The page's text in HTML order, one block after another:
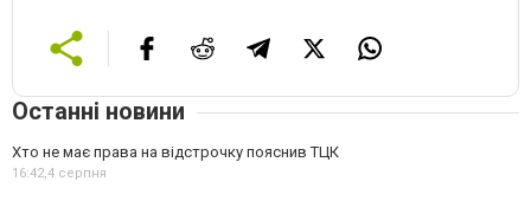
Останні новини
Хто не має права на відстрочку пояснив ТЦК
16:42,4 серпня